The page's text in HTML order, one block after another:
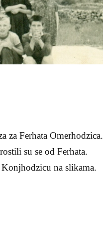
za Ferhata Omerhodzica.
su se od Ferhata.
na slikama.